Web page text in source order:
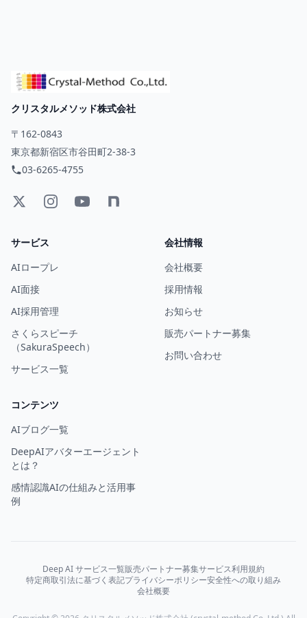
クリスタルメソッド株式会社
〒162-0843
東京都新宿区市谷田町2-38-3
03-6265-4755
サービス
AIロープレ
AI面接
AI採用管理
さくらスピーチ
（SakuraSpeech）
サービス一覧
会社情報
会社概要
採用情報
お知らせ
販売パートナー募集
お問い合わせ
コンテンツ
AIブログ一覧
DeepAIアバターエージェント
とは？
感情認識AIの仕組みと活用事
例
Deep AI サービス一覧販売パートナー募集サービス利用規約
特定商取引法に基づく表記プライバシーポリシー安全性への取り組み
会社概要